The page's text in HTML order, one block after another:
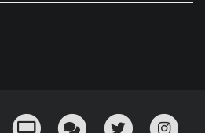
un email!
¡Nuestro canal en Telegram!
Oink! TV Charla con nosotros
Twitter